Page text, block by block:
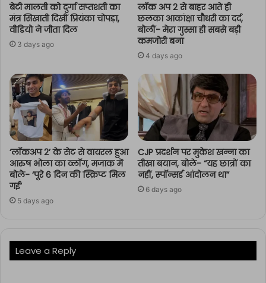
बेटी मालती को दुर्गा सप्तशती का
मंत्र सिखाती दिखीं प्रियंका चोपड़ा,
वीडियो ने जीता दिल
3 days ago
लॉक अप 2 से बाहर आते ही
छलका आकांक्षा चौधरी का दर्द,
बोलीं- मेरा गुस्सा ही सबसे बड़ी
कमजोरी बना
4 days ago
‘लॉकअप 2’ के सेट से वायरल हुआ
आरुष भोला का व्लॉग, मजाक में
बोले- ‘पूरे 6 दिन की स्क्रिप्ट मिल
गई’
5 days ago
CJP प्रदर्शन पर मुकेश खन्ना का
तीखा बयान, बोले- “यह छात्रों का
नहीं, स्पॉन्सर्ड आंदोलन था”
6 days ago
Leave a Reply